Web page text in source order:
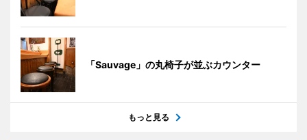
「Sauvage」の丸椅子が並ぶカウンター
もっと見る